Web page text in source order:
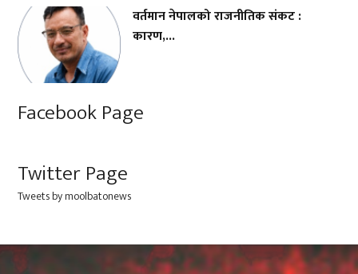
वर्तमान नेपालको राजनीतिक संकट :
कारण,...
Facebook Page
Twitter Page
Tweets by moolbatonews